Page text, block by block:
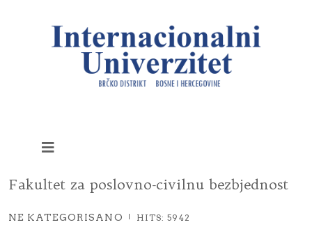
Fakultet za poslovno-civilnu bezbjednost
NE KATEGORISANO HITS: 5942